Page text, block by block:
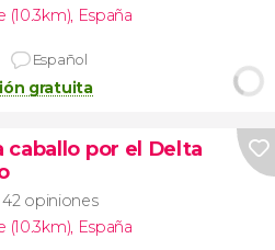
(10.3km), España
Español
gratuita
caballo por el Delta
42 opiniones
(10.3km), España